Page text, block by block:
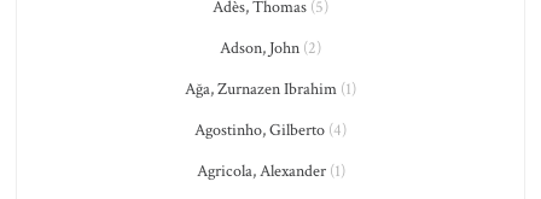
Adès, Thomas (5)
Adson, John (2)
Ağa, Zurnazen Ibrahim (1)
Agostinho, Gilberto (4)
Agricola, Alexander(1)